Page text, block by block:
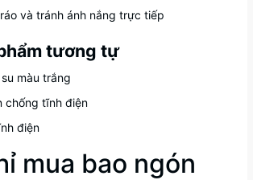
và tránh ánh nắng trực tiếp
tương tự
màu trắng
chống tĩnh điện
điện
mua bao ngón